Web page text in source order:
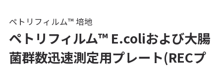
ペトリフィルム™ 培地
ペトリフィルム™ E.coliおよび大腸
菌群数迅速測定用プレート(RECプ